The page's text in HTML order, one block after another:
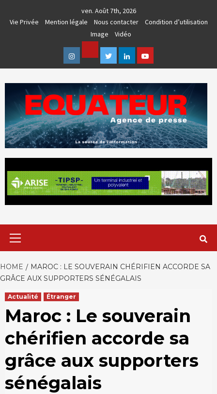
ven. Août 7th, 2026
Vie Privée
Mention légale Nous contacter
Condition d’utilisation
Image
Vidéo
Instagram
Facebook
TwitterLinkedinYoutube
EQUATEUR
HOME
MAROC : LE SOUVERAIN CHÉRIFIEN ACCORDE SA
GRÂCE AUX SUPPORTERS SÉNÉGALAIS
Actualité Étranger
Maroc : Le souverain
chérifien accorde sa
grâce aux supporters
sénégalais